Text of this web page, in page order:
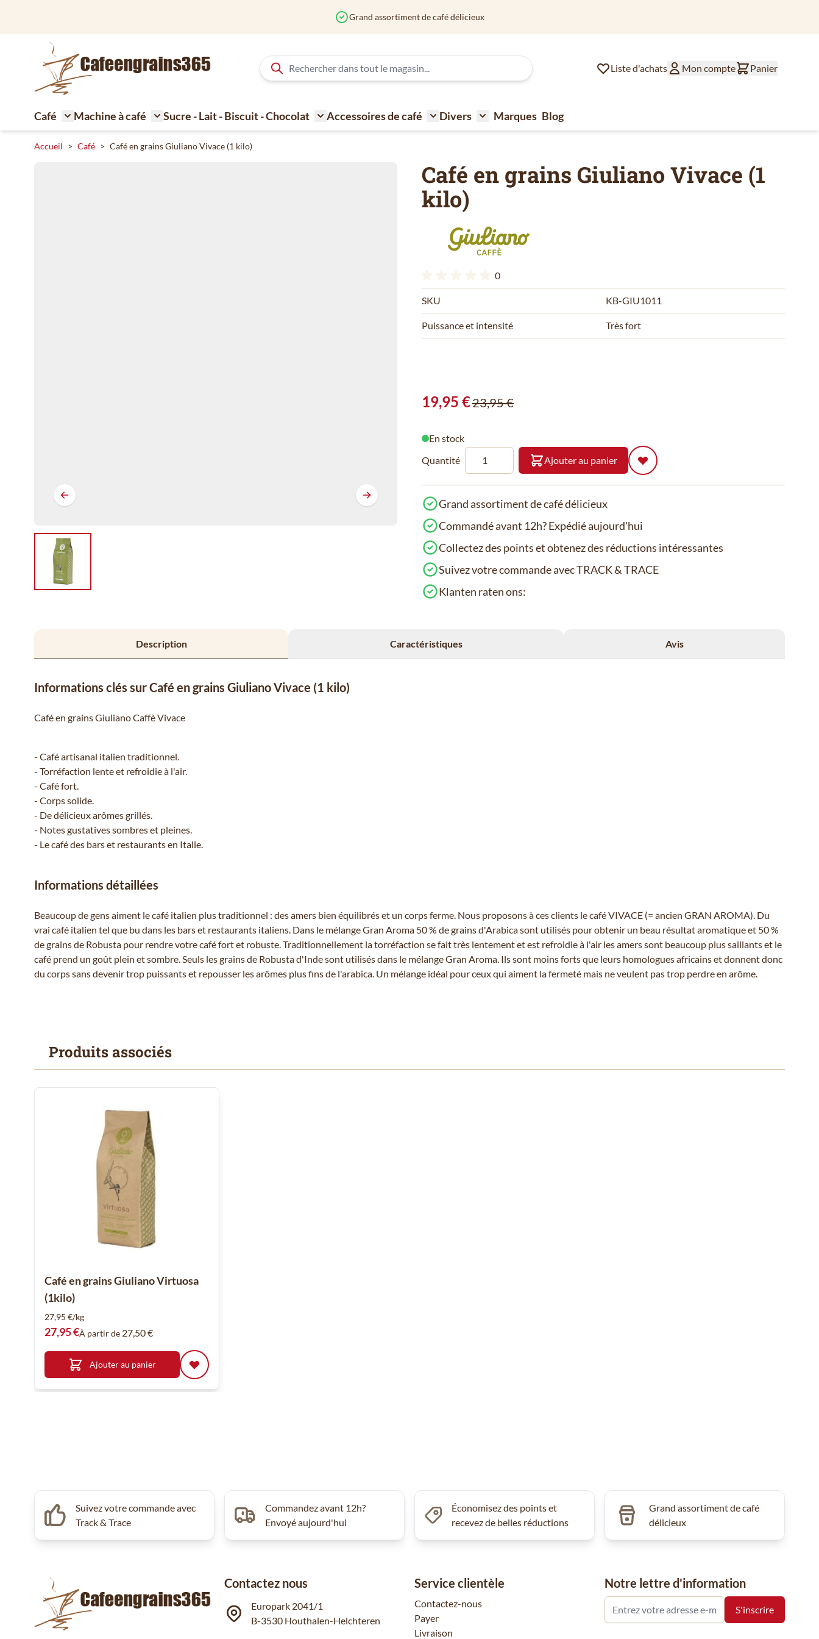
Liste d'achats Mon compte Panier
Café
Toggle submenu for Café
Machine à café
Toggle submenu for Machine à café
Sucre - Lait - Biscuit - Chocolat
Toggle submenu for Sucre - Lait - Biscuit - Chocolat
Accessoires de café
Toggle submenu for Accessoires de café
Divers
Toggle submenu for Divers
Marques Blog
Accueil > Café > Café en grains Giuliano Vivace (1 kilo)
Café en grains Giuliano Vivace (1
kilo)
0
SKU KB-GIU1011
Puissance et intensité Très fort
19,95 €23,95 €
En stock
Quantité
Ajouter au panier
Grand assortiment de café délicieux
Commandé avant 12h? Expédié aujourd'hui
Collectez des points et obtenez des réductions intéressantes
Suivez votre commande avec TRACK & TRACE
Klanten raten ons:
Description Caractéristiques Avis
Informations clés sur Café en grains Giuliano Vivace (1 kilo)
Café en grains Giuliano Caffè Vivace
- Café artisanal italien traditionnel.
- Torréfaction lente et refroidie à l'air.
- Café fort.
- Corps solide.
- De délicieux arômes grillés.
- Notes gustatives sombres et pleines.
- Le café des bars et restaurants en Italie.
Informations détaillées
Beaucoup de gens aiment le café italien plus traditionnel : des amers bien équilibrés et un corps ferme. Nous proposons à ces clients le café VIVACE (= ancien GRAN AROMA). Du
vrai café italien tel que bu dans les bars et restaurants italiens. Dans le mélange Gran Aroma 50 % de grains d'Arabica sont utilisés pour obtenir un beau résultat aromatique et 50 %
de grains de Robusta pour rendre votre café fort et robuste. Traditionnellement la torréfaction se fait très lentement et est refroidie à l'air les amers sont beaucoup plus saillants et le
café prend un goût plein et sombre. Seuls les grains de Robusta d'Inde sont utilisés dans le mélange Gran Aroma. Ils sont moins forts que leurs homologues africains et donnent donc
du corps sans devenir trop puissants et repousser les arômes plus fins de l'arabica. Un mélange idéal pour ceux qui aiment la fermeté mais ne veulent pas trop perdre en arôme.
Produits associés
Il est possible de naviguer entre les éléments du carrousel à l'aide de la touche de tabulation. Vous pouvez sauter le carrousel ou passer directement à la navigation dans le carrousel à l'aide
Cliquer pour passer le carrousel
Café en grains Giuliano Virtuosa
(1kilo)
27,95 €/kg
27,95 €À partir de 27,50 €
Ajouter au panier
Suivez votre commande avec
Track & Trace
Commandez avant 12h?
Envoyé aujourd'hui
Économisez des points et
recevez de belles réductions
Grand assortiment de café
délicieux
Contactez nous
Europark 2041/1
B-3530 Houthalen-Helchteren
Service clientèle
Contactez-nous
Payer
Livraison
Notre lettre d'information